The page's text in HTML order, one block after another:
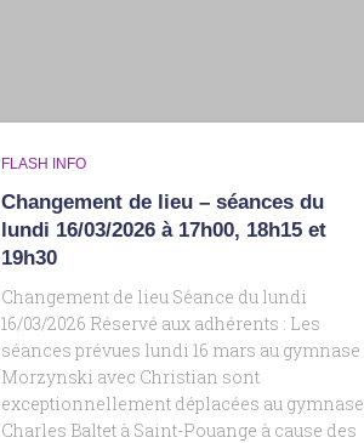
FLASH INFO
Changement de lieu – séances du
lundi 16/03/2026 à 17h00, 18h15 et
19h30
Changement de lieu Séance du lundi
16/03/2026 Réservé aux adhérents : Les
séances prévues lundi 16 mars au gymnase
Morzynski avec Christian sont
exceptionnellement déplacées au gymnase
Charles Baltet à Saint-Pouange à cause des